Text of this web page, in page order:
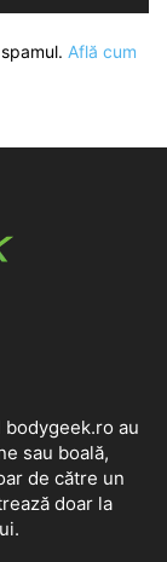
Află cum
au
sau boală,
de către un
doar la